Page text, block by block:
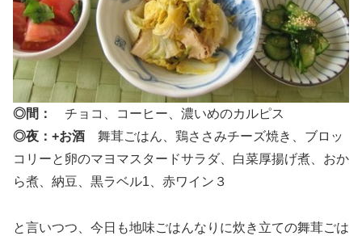
◎間：
チョコ、コーヒー、濃いめのカルピス
◎夜：+お酒 舞茸ごはん、鶏ささみチーズ焼き、ブロッ
コリーと卵のマヨマスタードサラダ、白菜厚揚げ煮、おか
ら煮、納豆、黒ラベル1、赤ワイン３
と言いつつ、今日も地味ごはんなりに炊き立ての舞茸ごは